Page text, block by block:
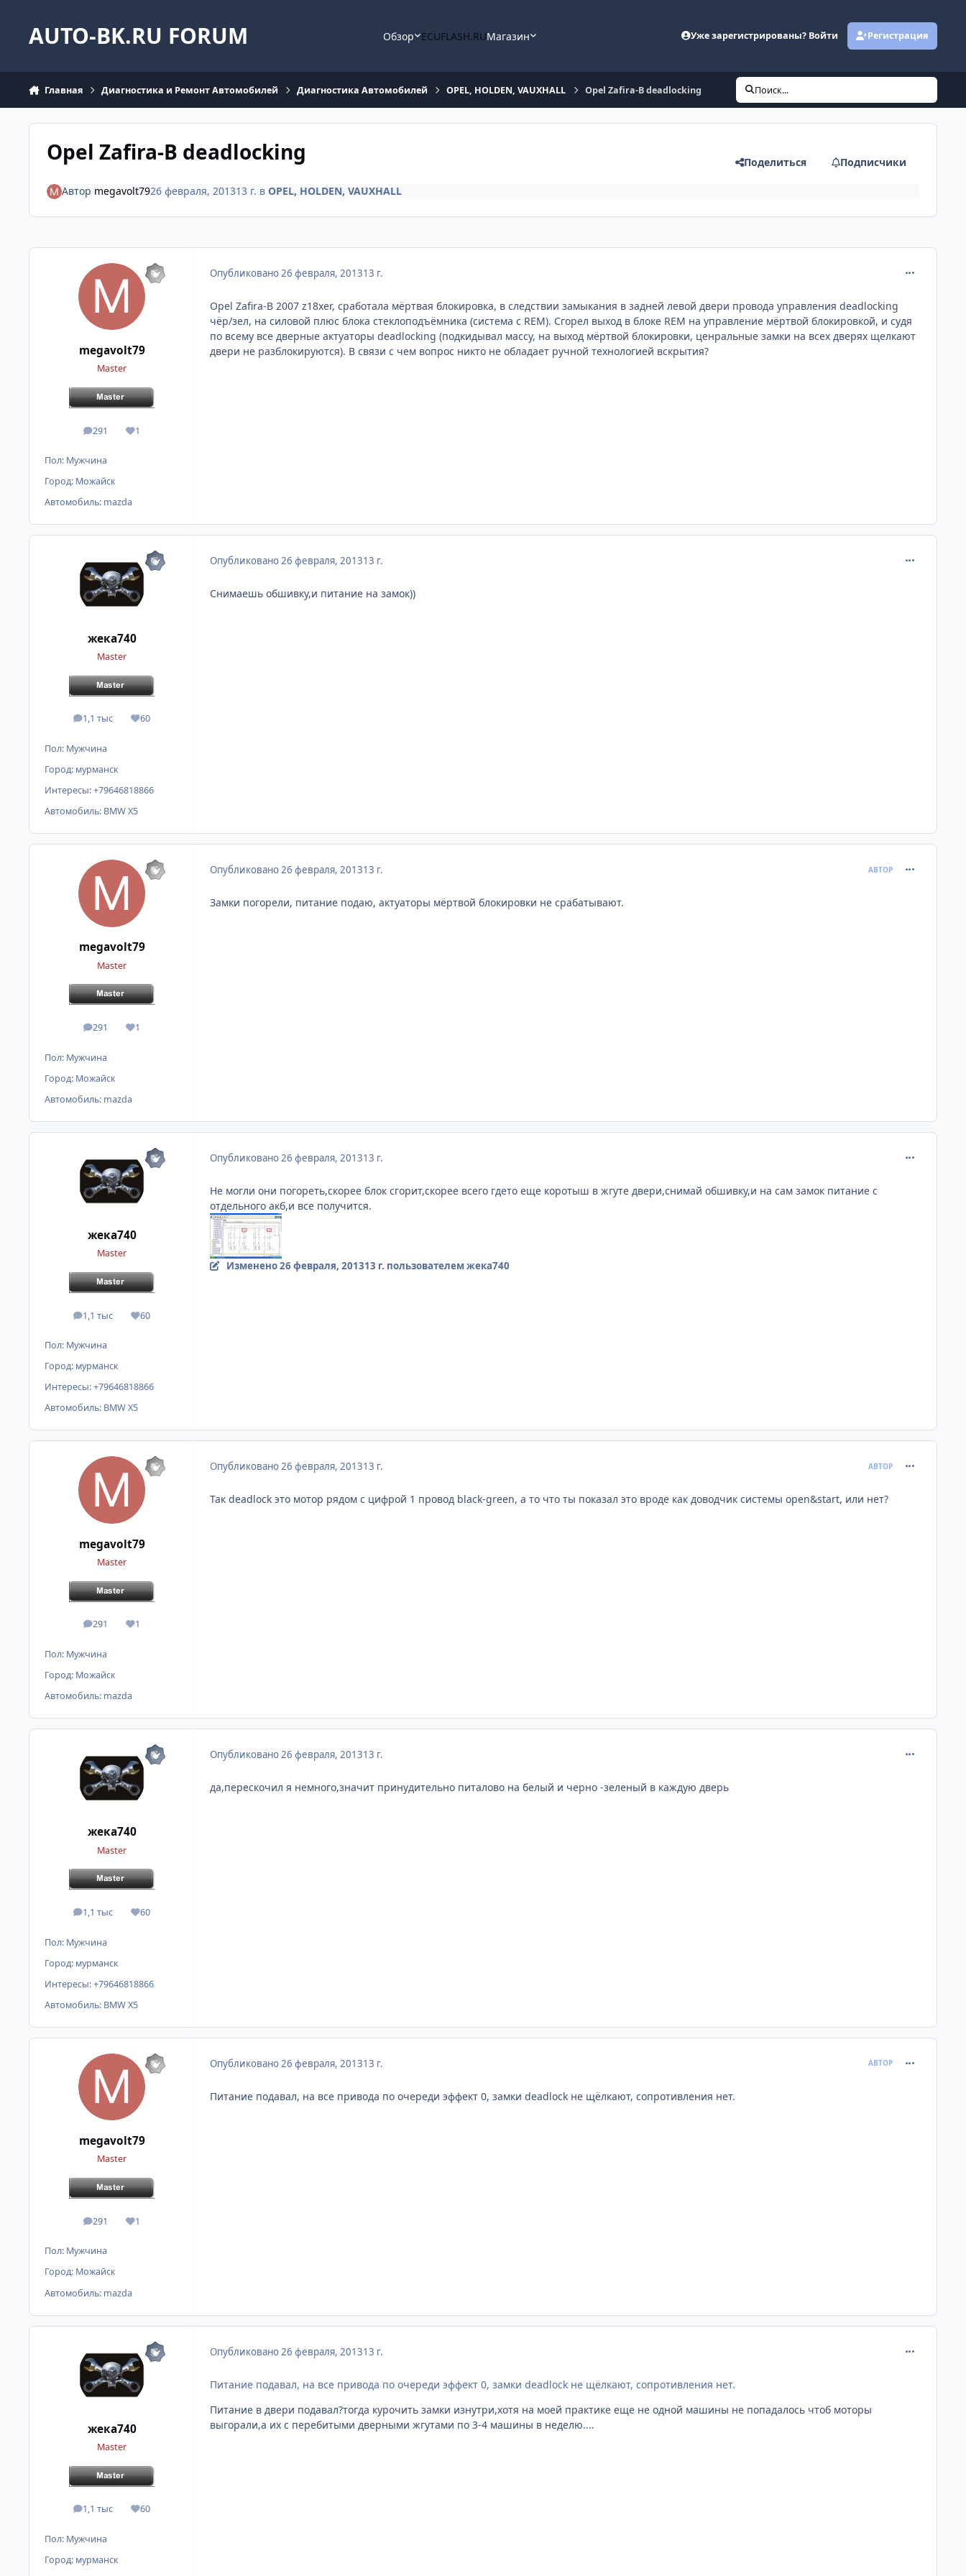
AUTO-BK.RU FORUM Обзор ECUFLASH.RUМагазин Уже зарегистрированы? Войти Регистрация
Главная Диагностика и Ремонт Автомобилей Диагностика Автомобилей OPEL, HOLDEN, VAUXHALL Opel Zafira-B deadlocking Поиск...
Opel Zafira-B deadlocking Поделиться Подписчики
Автор megavolt7926 февраля, 201313 г. в OPEL, HOLDEN, VAUXHALL
megavolt79
Master
291
сообщения
1
Репутация
Пол: Мужчина
Город: Можайск
Автомобиль: mazda
Опубликовано 26 февраля, 201313 г.
Opel Zafira-B 2007 z18xer, сработала мёртвая блокировка, в следствии замыкания в задней левой двери провода управления deadlocking
чёр/зел, на силовой плюс блока стеклоподъёмника (система с REM). Сгорел выход в блоке REM на управление мёртвой блокировкой, и судя
по всему все дверные актуаторы deadlocking (подкидывал массу, на выход мёртвой блокировки, ценральные замки на всех дверях щелкают
двери не разблокируются). В связи с чем вопрос никто не обладает ручной технологией вскрытия?
жека740
Master
1,1 тыс
сообщения60
Репутация
Пол: Мужчина
Город: мурманск
Интересы:+79646818866
Автомобиль: BMW X5
Опубликовано26 февраля, 201313 г.
Снимаешь обшивку,и питание на замок))
megavolt79
Master
291
сообщения
1
Репутация
Пол: Мужчина
Город: Можайск
Автомобиль: mazda
Опубликовано26 февраля, 201313 г. АВТОР
Замки погорели, питание подаю, актуаторы мёртвой блокировки не срабатывают.
жека740
Master
1,1 тыс
сообщения60
Репутация
Пол: Мужчина
Город: мурманск
Интересы:+79646818866
Автомобиль: BMW X5
Опубликовано26 февраля, 201313 г.
Не могли они погореть,скорее блок сгорит,скорее всего гдето еще коротыш в жгуте двери,снимай обшивку,и на сам замок питание с
отдельного акб,и все получится.
Изменено26 февраля, 201313 г. пользователем жека740
megavolt79
Master
291
сообщения
1
Репутация
Пол: Мужчина
Город: Можайск
Автомобиль: mazda
Опубликовано26 февраля, 201313 г. АВТОР
Так deadlock это мотор рядом с цифрой 1 провод black-green, а то что ты показал это вроде как доводчик системы open&start, или нет?
жека740
Master
1,1 тыс
сообщения60
Репутация
Пол: Мужчина
Город: мурманск
Интересы:+79646818866
Автомобиль: BMW X5
Опубликовано26 февраля, 201313 г.
да,перескочил я немного,значит принудительно питалово на белый и черно -зеленый в каждую дверь
megavolt79
Master
291
сообщения
1
Репутация
Пол: Мужчина
Город: Можайск
Автомобиль: mazda
Опубликовано26 февраля, 201313 г. АВТОР
Питание подавал, на все привода по очереди эффект 0, замки deadlock не щёлкают, сопротивления нет.
жека740
Master
1,1 тыс
сообщения60
Репутация
Пол: Мужчина
Город: мурманск
Опубликовано 26 февраля, 201313 г.
Питание подавал, на все привода по очереди эффект 0, замки deadlock не щёлкают, сопротивления нет.
Питание в двери подавал?тогда курочить замки изнутри,хотя на моей практике еще не одной машины не попадалось чтоб моторы
выгорали,а их с перебитыми дверными жгутами по 3-4 машины в неделю....